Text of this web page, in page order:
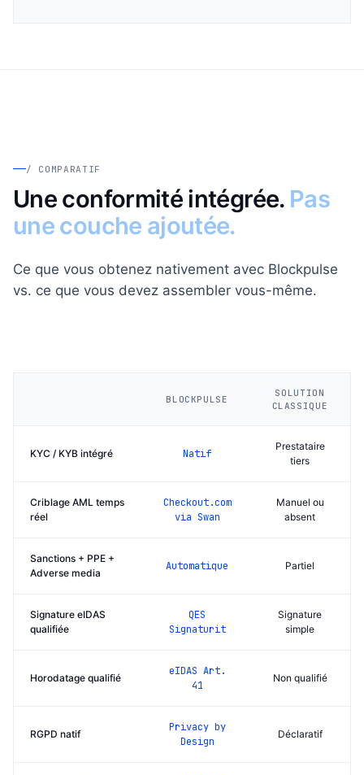
/ COMPARATIF
Une conformité intégrée. Pas
une couche ajoutée.
Ce que vous obtenez nativement avec Blockpulse
vs. ce que vous devez assembler vous-même.
BLOCKPULSE
SOLUTION
CLASSIQUE
KYC / KYB intégré Natif
Prestataire
tiers
Criblage AML temps
réel
Checkout.com
via Swan
Manuel ou
absent
Sanctions + PPE +
Adverse media
Automatique Partiel
Signature eIDAS
qualifiée
QES
Signaturit
Signature
simple
Horodatage qualifié
eIDAS Art.
41
Non qualifié
RGPD natif
Privacy by
Design
Déclaratif